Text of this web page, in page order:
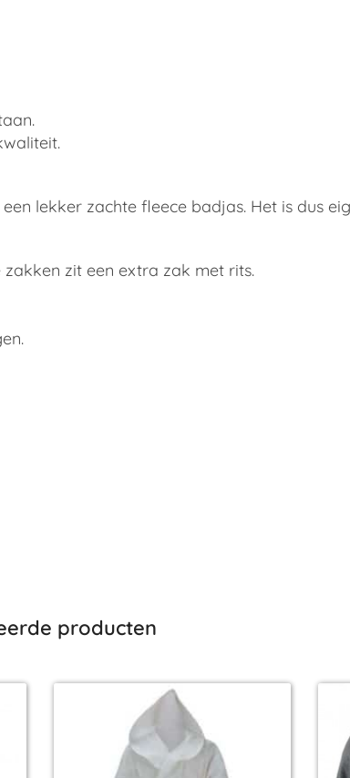
lekker zachte fleece badjas. Het is dus
zit een extra zak met rits.
producten